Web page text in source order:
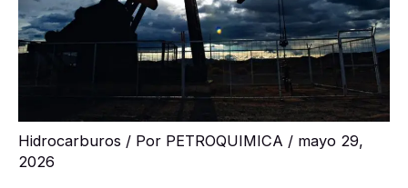
Hidrocarburos / Por PETROQUIMICA / mayo 29,
2026